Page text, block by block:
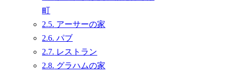
町
2.5. アーサーの家
2.6. パブ
2.7. レストラン
2.8. グラハムの家